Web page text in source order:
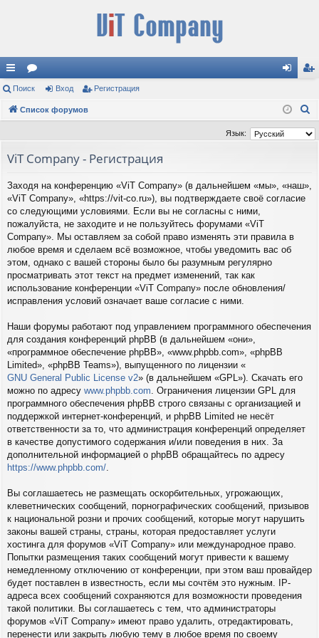
с
ы
и
ор
ум д ис
тр
Поиск Вход Регистрация
Список форумов
и
Язык:
ViT Company - Регистрация
Заходя на конференцию «ViT Company» (в дальнейшем «мы», «наш»,
«ViT Company», «https://vit-co.ru»), вы подтверждаете своё согласие
со следующими условиями. Если вы не согласны с ними,
пожалуйста, не заходите и не пользуйтесь форумами «ViT
Company». Мы оставляем за собой право изменять эти правила в
любое время и сделаем всё возможное, чтобы уведомить вас об
этом, однако с вашей стороны было бы разумным регулярно
просматривать этот текст на предмет изменений, так как
использование конференции «ViT Company» после обновления/
исправления условий означает ваше согласие с ними.
Наши форумы работают под управлением программного обеспечения
для создания конференций phpBB (в дальнейшем «они»,
«программное обеспечение phpBB», «www.phpbb.com», «phpBB
Limited», «phpBB Teams»), выпущенного по лицензии «
GNU General Public License v2» (в дальнейшем «GPL»). Скачать его
можно по адресу www.phpbb.com . Ограничения лицензии GPL для
программного обеспечения phpBB строго связаны с организацией и
поддержкой интернет-конференций, и phpBB Limited не несёт
ответственности за то, что администрация конференций определяет
в качестве допустимого содержания и/или поведения в них. За
дополнительной информацией о phpBB обращайтесь по адресу
https://www.phpbb.com/
Вы соглашаетесь не размещать оскорбительных, угрожающих,
клеветнических сообщений, порнографических сообщений, призывов
к национальной розни и прочих сообщений, которые могут нарушить
законы вашей страны, страны, которая предоставляет услуги
хостинга для форумов «ViT Company» или международное право.
Попытки размещения таких сообщений могут привести к вашему
немедленному отключению от конференции, при этом ваш провайдер
будет поставлен в известность, если мы сочтём это нужным. IP-
адреса всех сообщений сохраняются для возможности проведения
такой политики. Вы соглашаетесь с тем, что администраторы
форумов «ViT Company» имеют право удалить, отредактировать,
перенести или закрыть любую тему в любое время по своему